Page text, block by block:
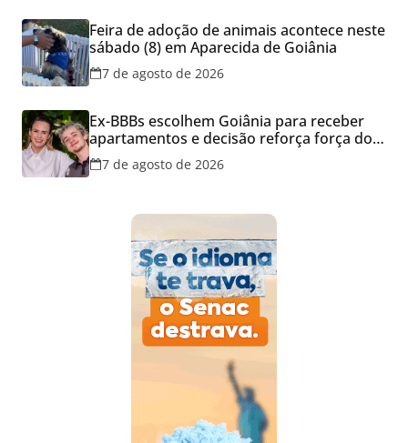
Feira de adoção de animais acontece neste
sábado (8) em Aparecida de Goiânia
7 de agosto de 2026
Ex-BBBs escolhem Goiânia para receber
apartamentos e decisão reforça força do
mercado imobiliário da capital
7 de agosto de 2026